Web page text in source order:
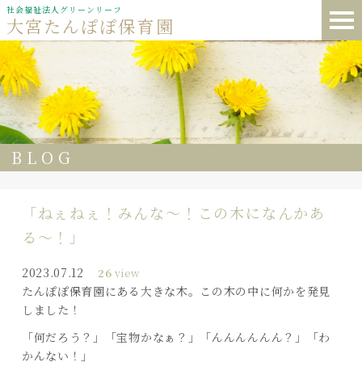
社会福祉法人グリーンリーフ
大宮たんぽぽ保育園
BLOG
「ねぇねぇ！みんな～！この木になんかあ
る～！」
2023.07.12 26 view
たんぽぽ保育園にある大きな木。この木の中に何かを発見
しました！
「何だろう？」「宝物かなぁ？」「んんんんんん？」「わ
かんない！」